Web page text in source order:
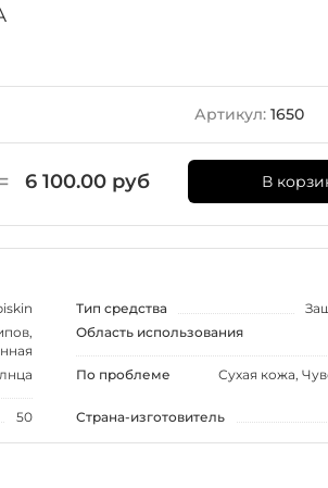
Артикул: 1650
6 100.00 руб В
Тип средства
Область использования
По проблеме
Сухая кожа,
50 Страна-изготовитель